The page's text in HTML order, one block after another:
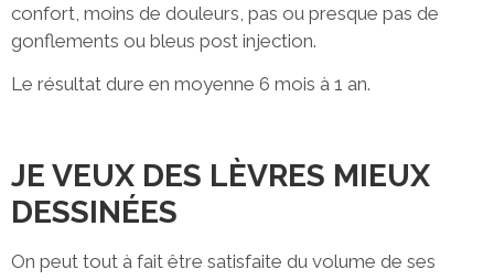
confort, moins de douleurs, pas ou presque pas de
gonflements ou bleus post injection.
Le résultat dure en moyenne 6 mois à 1 an.
JE VEUX DES LÈVRES MIEUX
DESSINÉES
On peut tout à fait être satisfaite du volume de ses